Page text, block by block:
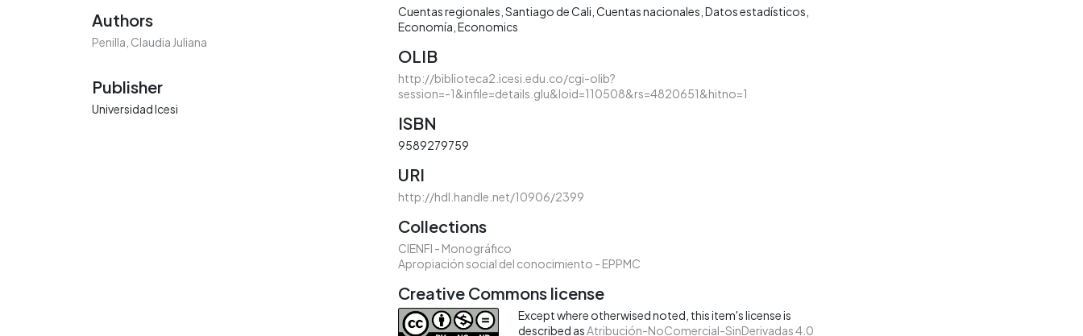
Authors
Penilla, Claudia Juliana
Publisher
Universidad Icesi
Cuentas regionales Santiago de Cali Cuentas nacionales Datos estadísticos
Economía Economics
OLIB
http://biblioteca2.icesi.edu.co/cgi-olib?
session=-1&infile=details.glu&loid=110508&rs=4820651&hitno=1
ISBN
9589279759
URI
http://hdl.handle.net/10906/2399
Collections
CIENFI - Monográfico
Apropiación social del conocimiento - EPPMC
Creative Commons license
Except where otherwised noted, this item's license is
described as Atribución-NoComercial-SinDerivadas 4.0